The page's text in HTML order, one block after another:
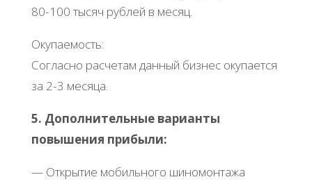
80-100 тысяч рублей в месяц.
Окупаемость:
Согласно расчетам данный бизнес окупается
за 2-3 месяца.
5. Дополнительные варианты
повышения прибыли:
— Открытие мобильного шиномонтажа